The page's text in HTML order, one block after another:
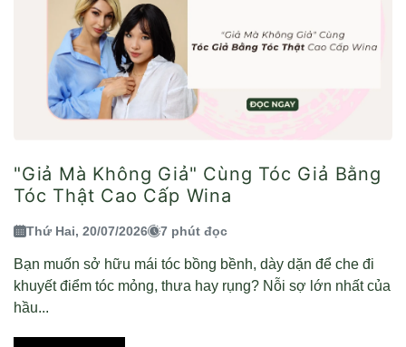
"Giả Mà Không Giả" Cùng Tóc Giả Bằng
Tóc Thật Cao Cấp Wina
Thứ Hai, 20/07/2026 7 phút đọc
Bạn muốn sở hữu mái tóc bồng bềnh, dày dặn để che đi
khuyết điểm tóc mỏng, thưa hay rụng? Nỗi sợ lớn nhất của
hầu...